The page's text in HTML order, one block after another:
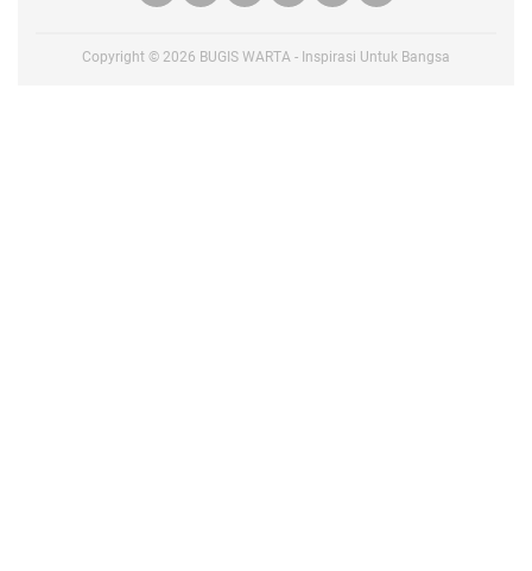
Copyright © 2026 BUGIS WARTA - Inspirasi Untuk Bangsa